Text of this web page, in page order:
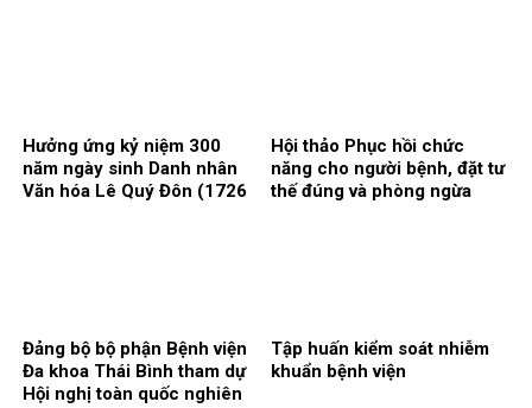
Hưởng ứng kỷ niệm 300
năm ngày sinh Danh nhân
Văn hóa Lê Quý Đôn (1726
Hội thảo Phục hồi chức
năng cho người bệnh, đặt tư
thế đúng và phòng ngừa
Đảng bộ bộ phận Bệnh viện
Đa khoa Thái Bình tham dự
Hội nghị toàn quốc nghiên
Tập huấn kiểm soát nhiễm
khuẩn bệnh viện